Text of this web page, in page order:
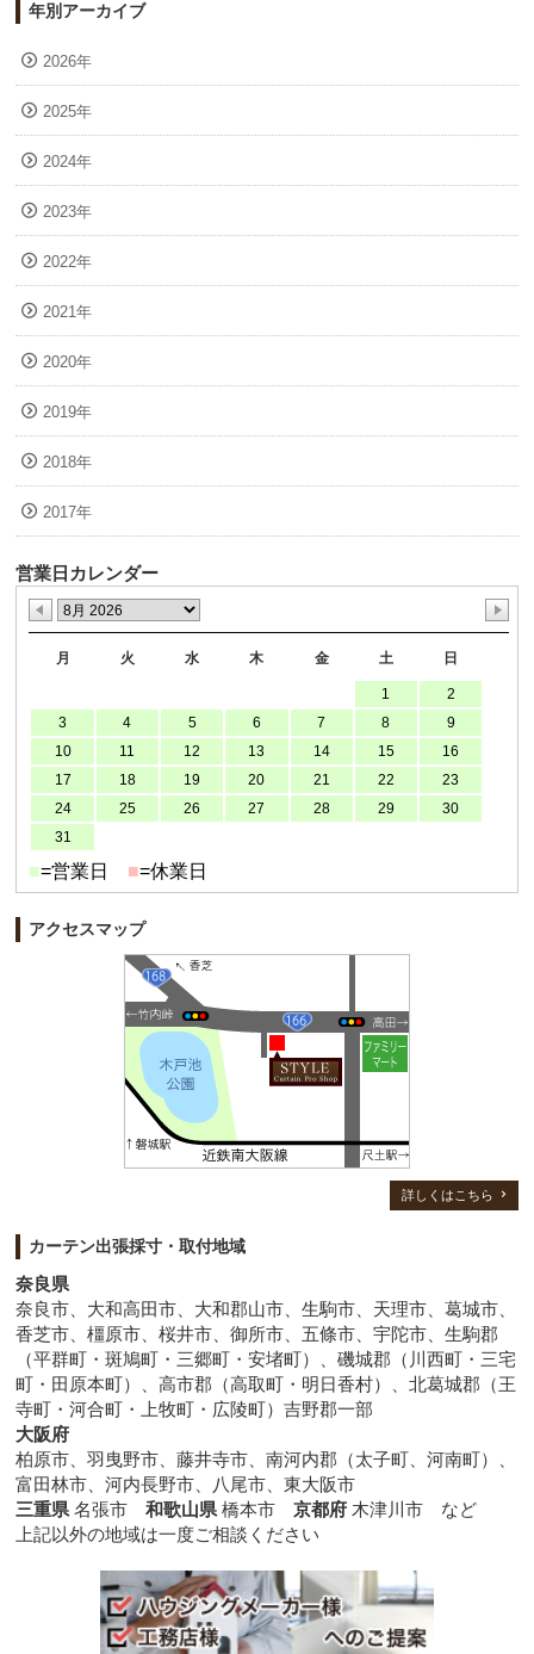
年別アーカイブ
2026年
2025年
2024年
2023年
2022年
2021年
2020年
2019年
2018年
2017年
営業日カレンダー
月 火 水 木 金 土 日
1
2
3
4 5 6 7 8
9
10
11 12 13 14 15
16
17
18 19 20 21 22
23
24
25 26 27 28 29
30
31
■=営業日 ■=休業日
アクセスマップ
詳しくはこちら
カーテン出張採寸・取付地域
奈良県
奈良市、大和高田市、大和郡山市、生駒市、天理市、葛城市、
香芝市、橿原市、桜井市、御所市、五條市、宇陀市、生駒郡
（平群町・斑鳩町・三郷町・安堵町）、磯城郡（川西町・三宅
町・田原本町）、高市郡（高取町・明日香村）、北葛城郡（王
寺町・河合町・上牧町・広陵町）吉野郡一部
大阪府
柏原市、羽曳野市、藤井寺市、南河内郡（太子町、河南町）、
富田林市、河内長野市、八尾市、東大阪市
三重県 名張市和歌山県 橋本市京都府 木津川市 など
上記以外の地域は一度ご相談ください